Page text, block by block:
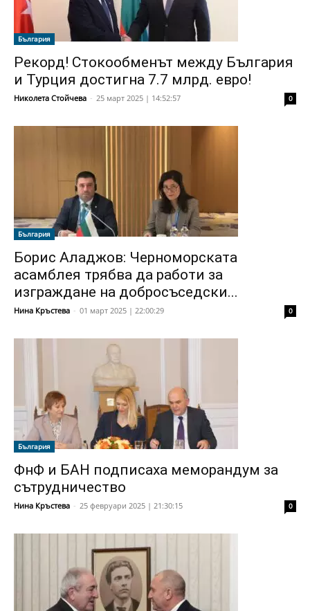
България
Рекорд! Стокообменът между България
и Турция достигна 7.7 млрд. евро!
Николета Стойчева - 25 март 2025 | 14:52:57 0
България
Борис Аладжов: Черноморската
асамблея трябва да работи за
изграждане на добросъседски...
Нина Кръстева - 01 март 2025 | 22:00:29 0
България
ФнФ и БАН подписаха меморандум за
сътрудничество
Нина Кръстева - 25 февруари 2025 | 21:30:15 0